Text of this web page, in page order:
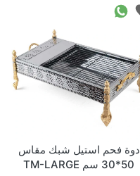
دوة فحم استيل شبك مقاس
50*30 سم TM-LARGE